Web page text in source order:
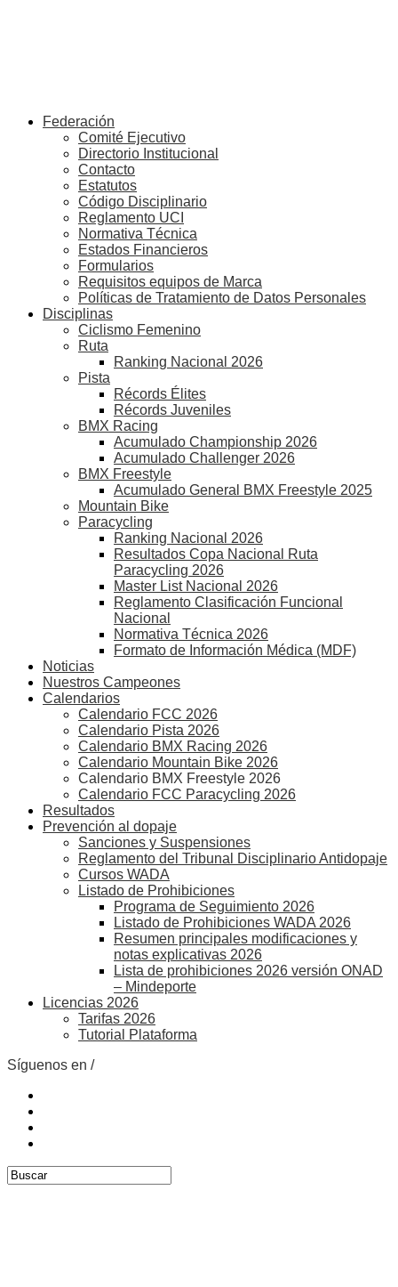
Federación
Comité Ejecutivo
Directorio Institucional
Contacto
Estatutos
Código Disciplinario
Reglamento UCI
Normativa Técnica
Estados Financieros
Formularios
Requisitos equipos de Marca
Políticas de Tratamiento de Datos Personales
Disciplinas
Ciclismo Femenino
Ruta
Ranking Nacional 2026
Pista
Récords Élites
Récords Juveniles
BMX Racing
Acumulado Championship 2026
Acumulado Challenger 2026
BMX Freestyle
Acumulado General BMX Freestyle 2025
Mountain Bike
Paracycling
Ranking Nacional 2026
Resultados Copa Nacional Ruta
Paracycling 2026
Master List Nacional 2026
Reglamento Clasificación Funcional
Nacional
Normativa Técnica 2026
Formato de Información Médica (MDF)
Noticias
Nuestros Campeones
Calendarios
Calendario FCC 2026
Calendario Pista 2026
Calendario BMX Racing 2026
Calendario Mountain Bike 2026
Calendario BMX Freestyle 2026
Calendario FCC Paracycling 2026
Resultados
Prevención al dopaje
Sanciones y Suspensiones
Reglamento del Tribunal Disciplinario Antidopaje
Cursos WADA
Listado de Prohibiciones
Programa de Seguimiento 2026
Listado de Prohibiciones WADA 2026
Resumen principales modificaciones y
notas explicativas 2026
Lista de prohibiciones 2026 versión ONAD
– Mindeporte
Licencias 2026
Tarifas 2026
Tutorial Plataforma
Síguenos en /